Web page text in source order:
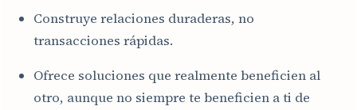
Construye relaciones duraderas, no
transacciones rápidas.
Ofrece soluciones que realmente beneficien al
otro, aunque no siempre te beneficien a ti de